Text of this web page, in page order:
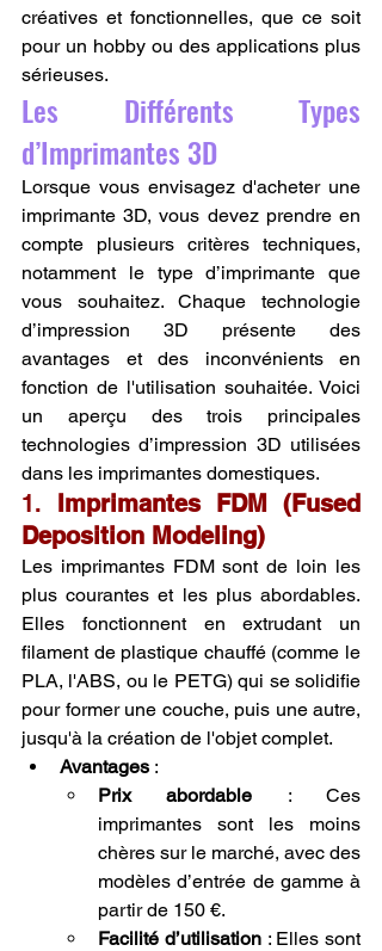
créatives et fonctionnelles, que ce soit
pour un hobby ou des applications plus
sérieuses.
Les Différents Types
d’Imprimantes 3D
Lorsque vous envisagez d'acheter une
imprimante 3D, vous devez prendre en
compte plusieurs critères techniques,
notamment le type d’imprimante que
vous souhaitez. Chaque technologie
d’impression 3D présente des
avantages et des inconvénients en
fonction de l'utilisation souhaitée. Voici
un aperçu des trois principales
technologies d’impression 3D utilisées
dans les imprimantes domestiques.
1. Imprimantes FDM (Fused
Deposition Modeling)
Les imprimantes FDM sont de loin les
plus courantes et les plus abordables.
Elles fonctionnent en extrudant un
filament de plastique chauffé (comme le
PLA, l'ABS, ou le PETG) qui se solidifie
pour former une couche, puis une autre,
jusqu'à la création de l'objet complet.
Avantages :
Prix abordable : Ces
imprimantes sont les moins
chères sur le marché, avec des
modèles d’entrée de gamme à
partir de 150 €.
Facilité d’utilisation : Elles sont